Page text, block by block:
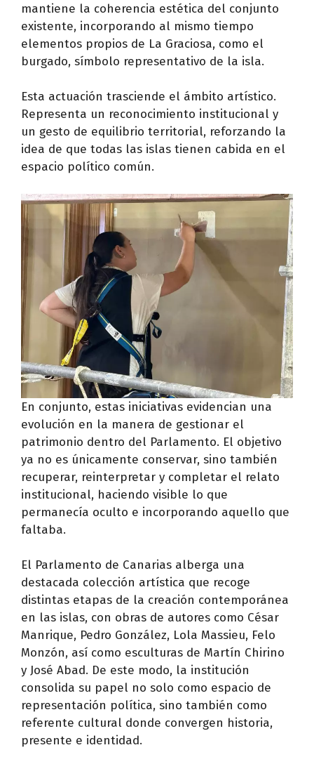
mantiene la coherencia estética del conjunto
existente, incorporando al mismo tiempo
elementos propios de La Graciosa, como el
burgado, símbolo representativo de la isla.
Esta actuación trasciende el ámbito artístico.
Representa un reconocimiento institucional y
un gesto de equilibrio territorial, reforzando la
idea de que todas las islas tienen cabida en el
espacio político común.
En conjunto, estas iniciativas evidencian una
evolución en la manera de gestionar el
patrimonio dentro del Parlamento. El objetivo
ya no es únicamente conservar, sino también
recuperar, reinterpretar y completar el relato
institucional, haciendo visible lo que
permanecía oculto e incorporando aquello que
faltaba.
El Parlamento de Canarias alberga una
destacada colección artística que recoge
distintas etapas de la creación contemporánea
en las islas, con obras de autores como César
Manrique, Pedro González, Lola Massieu, Felo
Monzón, así como esculturas de Martín Chirino
y José Abad. De este modo, la institución
consolida su papel no solo como espacio de
representación política, sino también como
referente cultural donde convergen historia,
presente e identidad.